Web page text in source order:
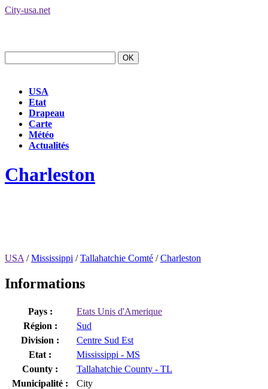
City-usa.net
USA
Etat
Drapeau
Carte
Météo
Actualités
Charleston
USA /Mississippi /Tallahatchie Comté /Charleston
Informations
Pays :
Etats Unis d'Amerique
Région :
Sud
Division :
Centre Sud Est
Etat :
Mississippi - MS
County :
Tallahatchie County - TL
Municipalité :
City